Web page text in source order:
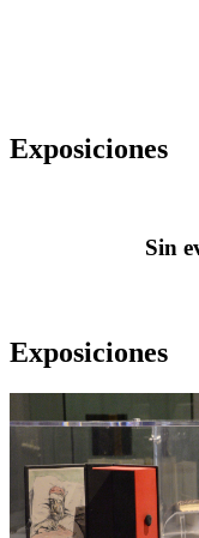
Exposiciones
Sin
Exposiciones